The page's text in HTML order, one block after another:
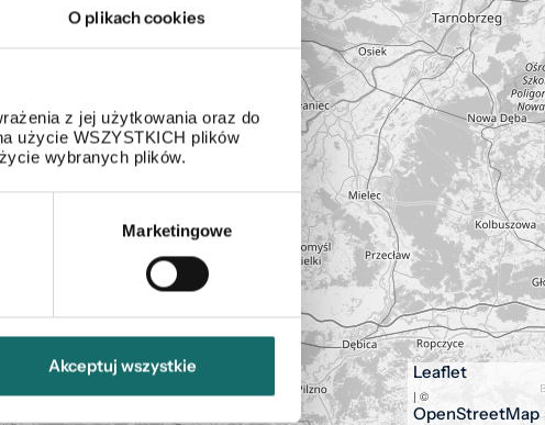
O plikach cookies
z jej użytkowania oraz do
użycie WSZYSTKICH plików
wybranych plików.
Marketingowe
Akceptuj wszystkie Leaflet
| ©
OpenStreetMap